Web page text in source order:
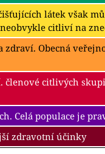
látek však
citliví na
Obecná
členové citlivých
Celá populace je
zdravotní účinky